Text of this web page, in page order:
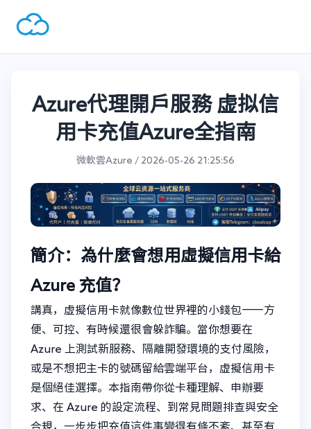
Azure代理開戶服務 虚拟信
用卡充值Azure全指南
微軟雲Azure / 2026-05-26 21:25:56
簡介：為什麼會想用虛擬信用卡給
Azure 充值？
講真，虛擬信用卡就像數位世界裡的小錢包——方
便、可控、有時候還很會躲詐騙。當你想要在
Azure 上測試新服務、隔離開發環境的支付風險，
或是不想把主卡的號碼留給雲端平台，虛擬信用卡
是個絕佳選擇。本指南帶你從卡種理解、申辦要
求、在 Azure 的設定流程、到常見問題排查與安全
合規，一步步把充值這件事變得有條不紊、甚至有